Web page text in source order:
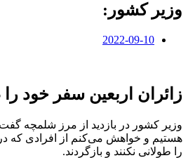
وزیر کشور:
2022-09-10
زائران اربعین سفر خود را
وزیر کشور در بازدید از مرز شلمچه
هستیم و خواهش می‌کنم از افرادی که
را طولانی نکنند و بازگردند.